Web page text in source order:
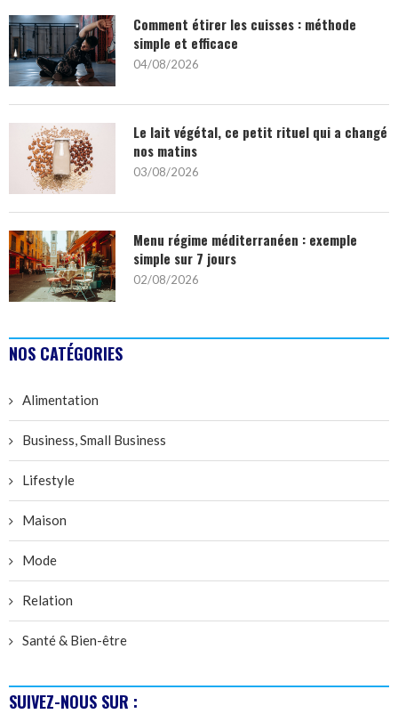
Comment étirer les cuisses : méthode
simple et efficace
04/08/2026
Le lait végétal, ce petit rituel qui a changé
nos matins
03/08/2026
Menu régime méditerranéen : exemple
simple sur 7 jours
02/08/2026
NOS CATÉGORIES
Alimentation
Business, Small Business
Lifestyle
Maison
Mode
Relation
Santé & Bien-être
SUIVEZ-NOUS SUR :